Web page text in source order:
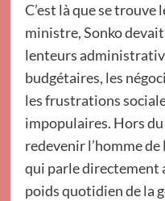
C’est là que se trouve
ministre, Sonko
lenteurs
budgétaires, les
les frustrations
impopulaires. Hors
redevenir l’homme
qui parle directement
poids quotidien de la